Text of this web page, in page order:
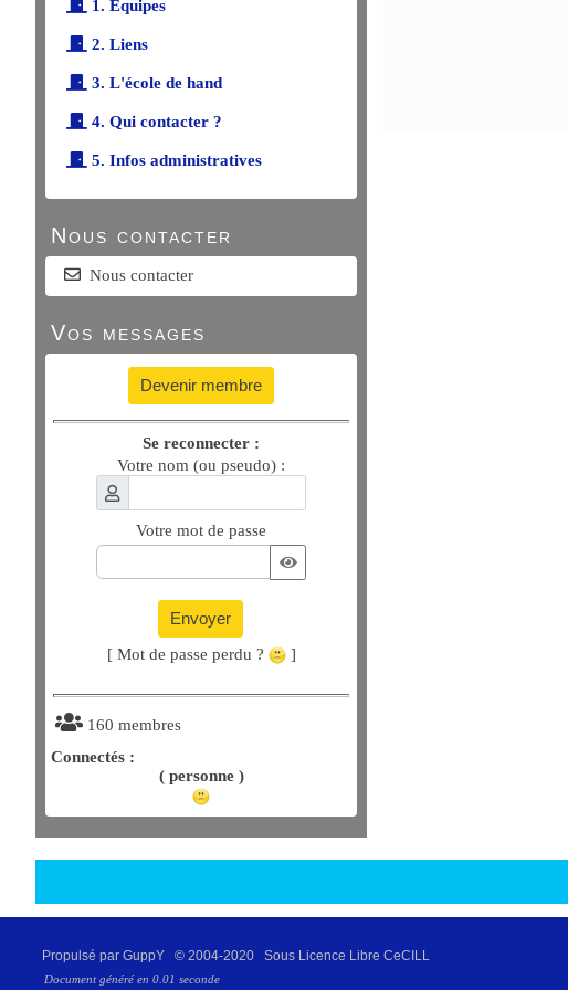
1. Équipes
2. Liens
3. L'école de hand
4. Qui contacter ?
5. Infos administratives
Nous contacter
Nous contacter
Vos messages
Devenir membre
Se reconnecter :
Votre nom (ou pseudo) :
Votre mot de passe
Envoyer
[ Mot de passe perdu ? ]
160 membres
Connectés :
( personne )
Propulsé par GuppY © 2004-2020 Sous Licence Libre CeCILL
Document généré en 0.01 seconde